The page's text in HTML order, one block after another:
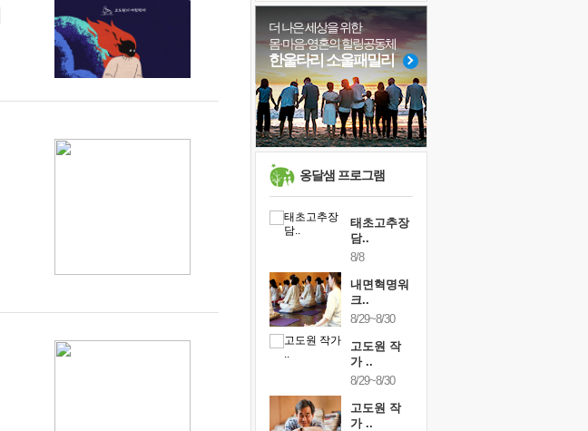
못된 꼰대들
거울 속의 나
희망이란
'모른다'는 것
귀를 열고 마음을 내어주고
영적 성장의 여정
장 건강이 중요한 이유
신의 음성을 듣는다
흙이 된 몸으로 출근하는 여자
#선택
#사람
#건강
#아이들
#리더
#다짐
#위기
#독서
#링컨학교
#힐링
#유튜브 #친구
더 나은 세상을 위한
몸·마음·영혼의 힐링공동체
한울타리 소울패밀리
옹달샘 프로그램
태초고추장
담..
8/8
내면혁명워
크..
8/29~8/30
고도원 작
가 ..
8/29~8/30
고도원 작
가 ..